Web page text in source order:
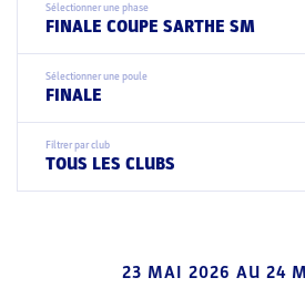
Sélectionner une phase
FINALE COUPE SARTHE SM
Sélectionner une poule
FINALE
Filtrer par club
TOUS LES CLUBS
23 MAI 2026 AU 24